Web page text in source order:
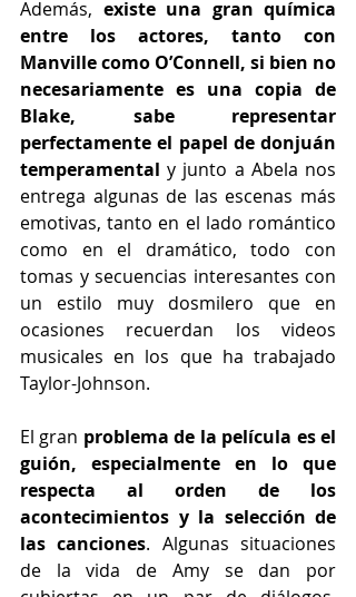
Además, existe una gran química
entre los actores, tanto con
Manville como O’Connell, si bien no
necesariamente es una copia de
Blake, sabe representar
perfectamente el papel de donjuán
temperamental y junto a Abela nos
entrega algunas de las escenas más
emotivas, tanto en el lado romántico
como en el dramático, todo con
tomas y secuencias interesantes con
un estilo muy dosmilero que en
ocasiones recuerdan los videos
musicales en los que ha trabajado
Taylor-Johnson.
El gran problema de la película es el
guión, especialmente en lo que
respecta al orden de los
acontecimientos y la selección de
las canciones. Algunas situaciones
de la vida de Amy se dan por